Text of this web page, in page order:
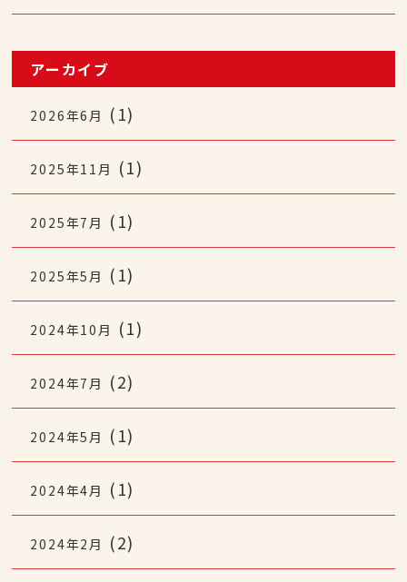
アーカイブ
2026年6月 (1)
2025年11月 (1)
2025年7月 (1)
2025年5月 (1)
2024年10月 (1)
2024年7月 (2)
2024年5月 (1)
2024年4月 (1)
2024年2月 (2)